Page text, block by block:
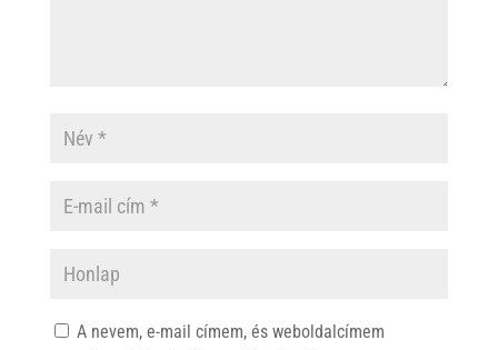
A nevem, e-mail címem, és weboldalcímem